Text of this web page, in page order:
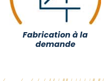
Fabrication à la
demande